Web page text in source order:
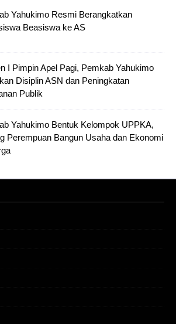
Yahukimo Resmi Berangkatkan
Beasiswa ke AS
I Pimpin Apel Pagi, Pemkab Yahukimo
Disiplin ASN dan Peningkatan
Publik
Yahukimo Bentuk Kelompok UPPKA,
Perempuan Bangun Usaha dan Ekonomi